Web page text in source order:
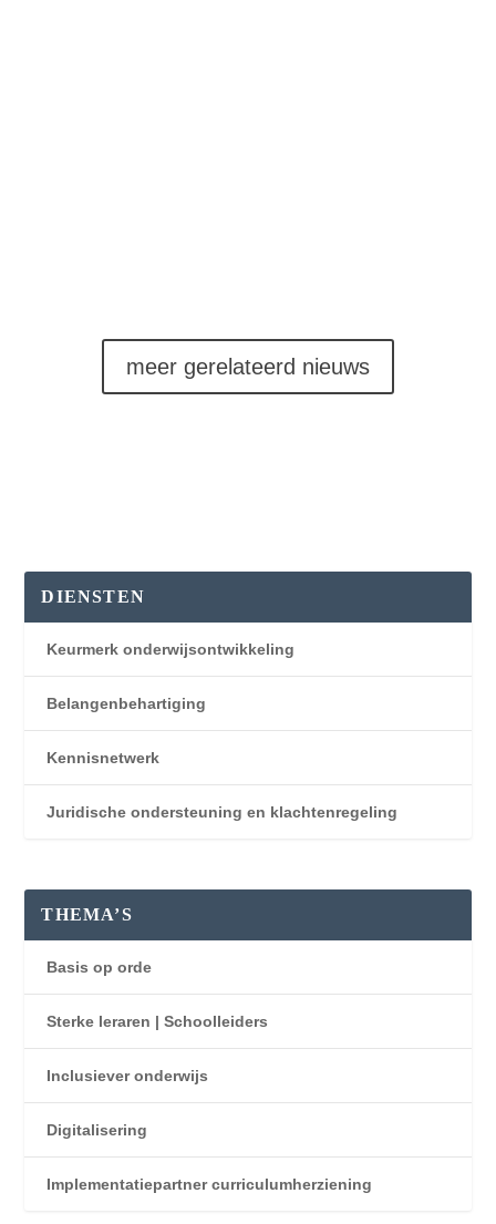
meer gerelateerd nieuws
DIENSTEN
Keurmerk onderwijsontwikkeling
Belangenbehartiging
Kennisnetwerk
Juridische ondersteuning en klachtenregeling
THEMA’S
Basis op orde
Sterke leraren | Schoolleiders
Inclusiever onderwijs
Digitalisering
Implementatiepartner curriculumherziening